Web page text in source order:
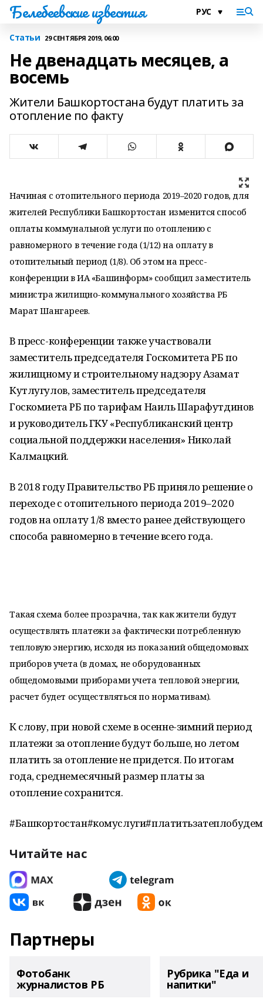
Белебеевские известия
Статьи 29 СЕНТЯБРЯ 2019, 06:00
Не двенадцать месяцев, а
восемь
Жители Башкортостана будут платить за
отопление по факту
Начиная с отопительного периода 2019–2020 годов, для
жителей Республики Башкортостан изменится способ
оплаты коммунальной услуги по отоплению с
равномерного в течение года (1/12) на оплату в
отопительный период (1/8). Об этом на пресс-
конференции в ИА «Башинформ» сообщил заместитель
министра жилищно-коммунального хозяйства РБ
Марат Шангареев.
В пресс-конференции также участвовали
заместитель председателя Госкомитета РБ по
жилищному и строительному надзору Азамат
Кутлугулов, заместитель председателя
Госкомиета РБ по тарифам Наиль Шарафутдинов
и руководитель ГКУ «Республиканский центр
социальной поддержки населения» Николай
Калмацкий.
В 2018 году Правительство РБ приняло решение о
переходе с отопительного периода 2019–2020
годов на оплату 1/8 вместо ранее действующего
способа равномерно в течение всего года.
Такая схема более прозрачна, так как жители будут
осуществлять платежи за фактически потребленную
тепловую энергию, исходя из показаний общедомовых
приборов учета (в домах, не оборудованных
общедомовыми приборами учета тепловой энергии,
расчет будет осуществляться по нормативам).
К слову, при новой схеме в осенне-зимний период
платежи за отопление будут больше, но летом
платить за отопление не придется. По итогам
года, среднемесячный размер платы за
отопление сохранится.
Читайте нас
Партнеры
Фотобанк
журналистов РБ
Рубрика "Еда и
напитки"